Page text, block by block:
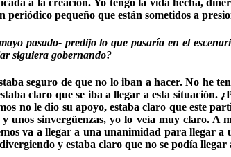
a la creación. Yo tengo la vida hecha,
periódico pequeño que están sometidos a
pasado- predijo lo que pasaría en el
siguiera gobernando?
seguro de que no lo iban a hacer. No he
claro que se iba a llegar a esta
no le dio su apoyo, estaba claro que este
y unos sinvergüenzas, yo lo veía muy claro.
va a llegar a una unanimidad para llegar
y estaba claro que no se podía llegar